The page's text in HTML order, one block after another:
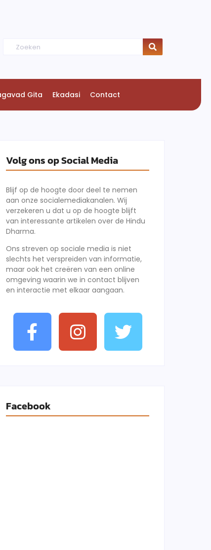
Gita Ekadasi Contact
Volg ons op Social Media
Blijf op de hoogte door deel te nemen
aan onze socialemediakanalen. Wij
verzekeren u dat u op de hoogte blijft
van interessante artikelen over de Hindu
Dharma.
Ons streven op sociale media is niet
slechts het verspreiden van informatie,
maar ook het creëren van een online
omgeving waarin we in contact blijven
en interactie met elkaar aangaan.
Facebook